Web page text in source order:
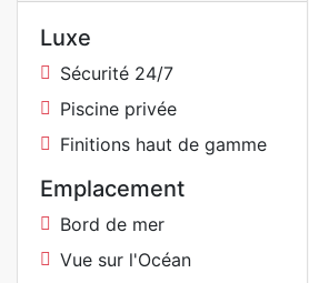
Luxe
Sécurité 24/7
Piscine privée
Finitions haut de gamme
Emplacement
Bord de mer
Vue sur l'Océan